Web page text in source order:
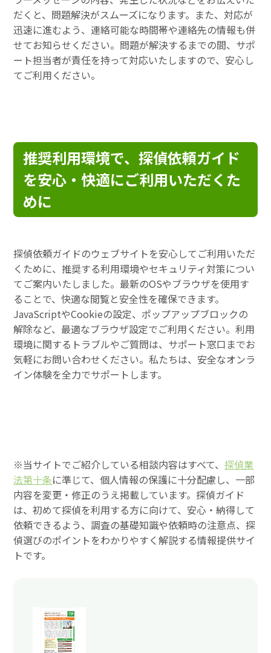
だくと、問題解決がスムーズになります。また、対応が
迅速に進むよう、連絡可能な時間帯や連絡先の情報も併
せてお知らせください。問題が解決するまでの間、サポ
ート担当者が責任を持って対応いたしますので、安心し
てご利用ください。
推奨利用環境で、探偵依頼ガイド
を安心・快適にご利用いただくた
めに
探偵依頼ガイドのウェブサイトを安心してご利用いただ
くために、推奨する利用環境やセキュリティ対策につい
てご案内いたしました。最新のOSやブラウザを使用す
ることで、快適な閲覧と安全性を確保できます。
JavaScriptやCookieの設定、ポップアップブロックの
解除など、最適なブラウザ設定でご利用ください。利用
環境に関するトラブルやご質問は、サポート窓口までお
気軽にお問い合わせください。私たちは、安全なオンラ
イン体験を全力でサポートします。
※当サイトでご紹介している相談内容はすべて、探偵業
法第十条に準じて、個人情報の保護に十分配慮し、一部
内容を変更・修正のうえ掲載しています。探偵ガイド
は、初めて探偵を利用する方に向けて、安心・納得して
依頼できるよう、調査の基礎知識や依頼時の注意点、探
偵選びのポイントをわかりやすく解説する情報提供サイ
トです。